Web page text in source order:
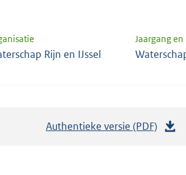
Jaargang
Rijn en IJssel
Authentieke versie (PDF)